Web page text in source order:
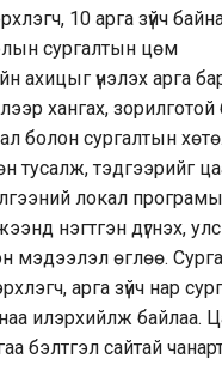
10 арга зүйч
сургалтын цөм
ахицыг үнэлэх арга
хангах, зорилготой
болон сургалтын
тусалж, тэдгээрийг
локал
нэгтгэн дүгнэх,
мэдээлэл өглөө.
арга зүйч нар
илэрхийлж байлаа.
бэлтгэл сайтай